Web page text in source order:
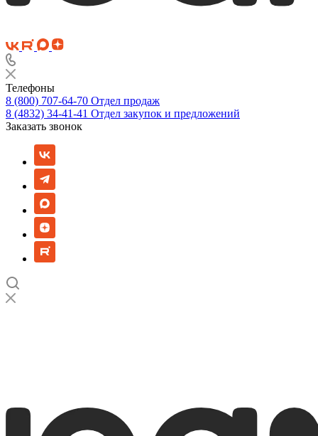
Телефоны
8 (800) 707-64-70 Отдел продаж
8 (4832) 34-41-41 Отдел закупок и предложений
Заказать звонок